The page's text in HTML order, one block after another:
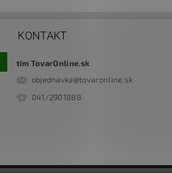
KONTAKT
tím TovarOnline.sk
objednavka@tovaronline.sk
041/2901888